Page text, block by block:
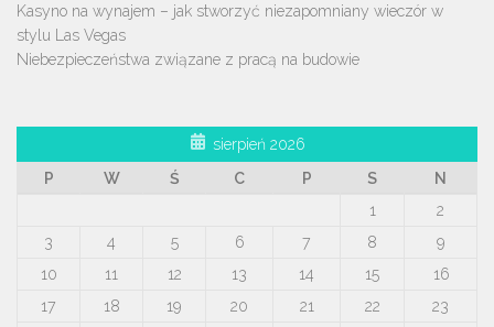
Kasyno na wynajem – jak stworzyć niezapomniany wieczór w
stylu Las Vegas
Niebezpieczeństwa związane z pracą na budowie
sierpień 2026
P
W Ś C P S
N
1
2
3
4 5 6 7 8
9
10
11 12 13 14 15
16
17
18 19 20 21 22
23